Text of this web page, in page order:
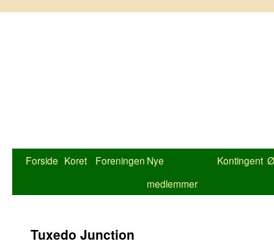
Forside Koret Foreningen Nye
medlemmer
Kontingent
Tuxedo Junction